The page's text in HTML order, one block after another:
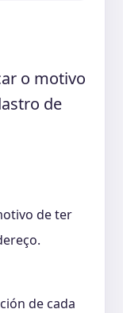
o motivo
de
de ter
de cada